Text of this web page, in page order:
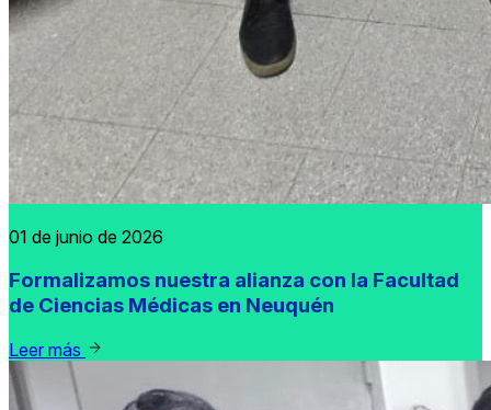
01 de junio de 2026
Formalizamos nuestra alianza con la Facultad
de Ciencias Médicas en Neuquén
Leer más